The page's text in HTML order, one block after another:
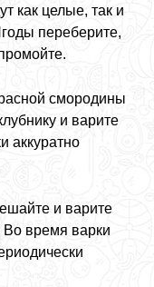
как целые, так и
переберите,
смородины
и варите
аккуратно
и варите
Во время варки